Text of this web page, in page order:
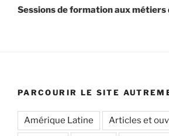
suivant
Sessions de formation aux métiers
PARCOURIR LE SITE
Amérique Latine Articles et